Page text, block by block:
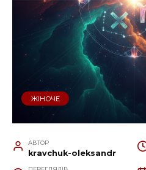
ЖІНОЧЕ
АВТОР
kravchuk-oleksandr